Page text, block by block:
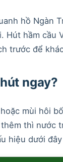
hồ Ngàn
hầm cầu
trước để
ngay?
mùi hôi
thì nước
hiệu dưới